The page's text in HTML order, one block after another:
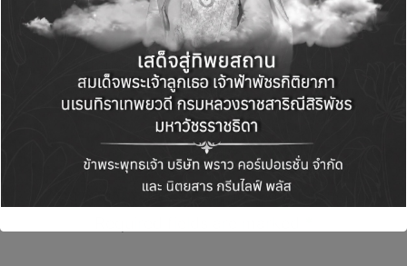
Comments
No comments yet. Why don’t you start the
discussion?
Leave a Reply
Your email address will not be published.